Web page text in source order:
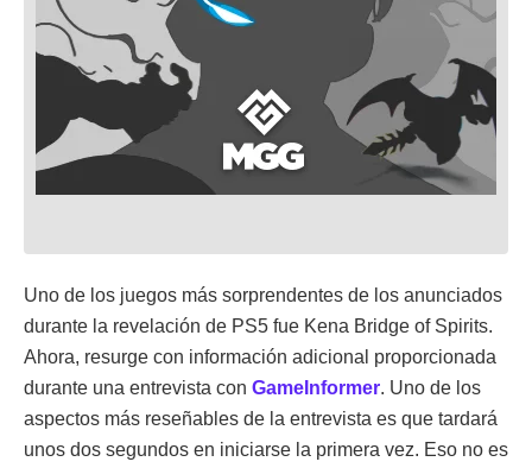
Uno de los juegos más sorprendentes de los anunciados
durante la revelación de PS5 fue Kena Bridge of Spirits.
Ahora, resurge con información adicional proporcionada
durante una entrevista con GameInformer. Uno de los
aspectos más reseñables de la entrevista es que tardará
unos dos segundos en iniciarse la primera vez. Eso no es